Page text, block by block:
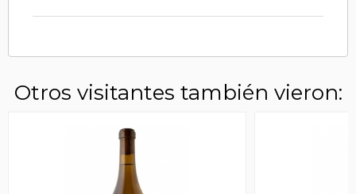
Otros visitantes también vieron: